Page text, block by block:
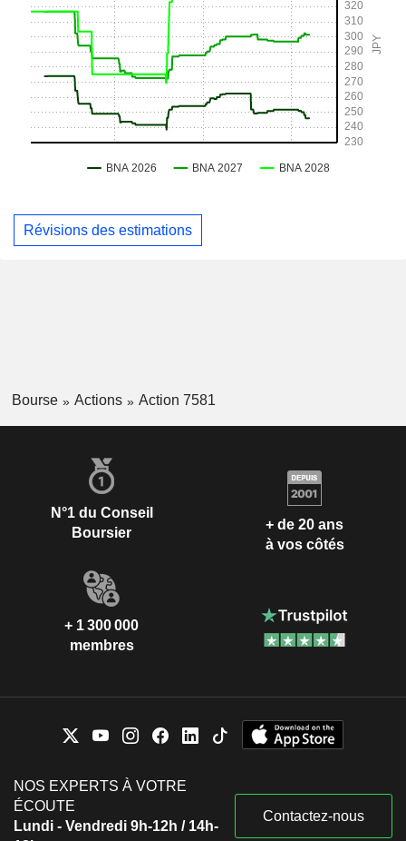
Révisions des estimations
Bourse Actions Action 7581
N°1 du Conseil
Boursier
+ de 20 ans
à vos côtés
+ 1 300 000
membres
NOS EXPERTS À VOTRE
ÉCOUTE
Lundi - Vendredi 9h-12h / 14h-
Contactez-nous